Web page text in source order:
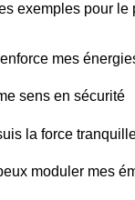
exemples pour le
mes
sens en sécurité
la force
moduler mes